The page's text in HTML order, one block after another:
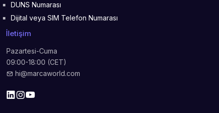
DUNS Numarası
Dijital veya SIM Telefon Numarası
İletişim
Pazartesi-Cuma
09:00-18:00 (CET)
hi@marcaworld.com